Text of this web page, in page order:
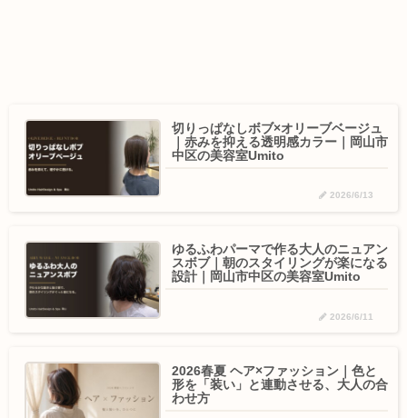
切りっぱなしボブ×オリーブベージュ
｜赤みを抑える透明感カラー｜岡山市
中区の美容室Umito
2026/6/13
ゆるふわパーマで作る大人のニュアン
スボブ｜朝のスタイリングが楽になる
設計｜岡山市中区の美容室Umito
2026/6/11
2026春夏 ヘア×ファッション｜色と
形を「装い」と連動させる、大人の合
わせ方